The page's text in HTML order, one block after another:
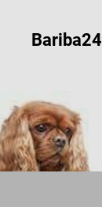
Bariba24